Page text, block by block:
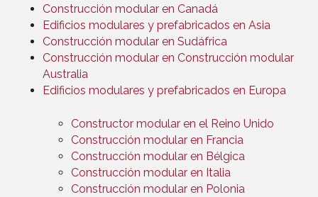
Construcción modular en Canadá
Edificios modulares y prefabricados en Asia
Construcción modular en Sudáfrica
Construcción modular en Construcción modular
Australia
Edificios modulares y prefabricados en Europa
Constructor modular en el Reino Unido
Construcción modular en Francia
Construcción modular en Bélgica
Construcción modular en Italia
Construcción modular en Polonia